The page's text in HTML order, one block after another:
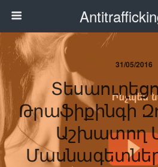
31/05/2016
Թրաֆիքինգի
Աշխատող